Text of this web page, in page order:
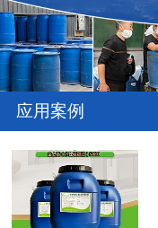
应用案例